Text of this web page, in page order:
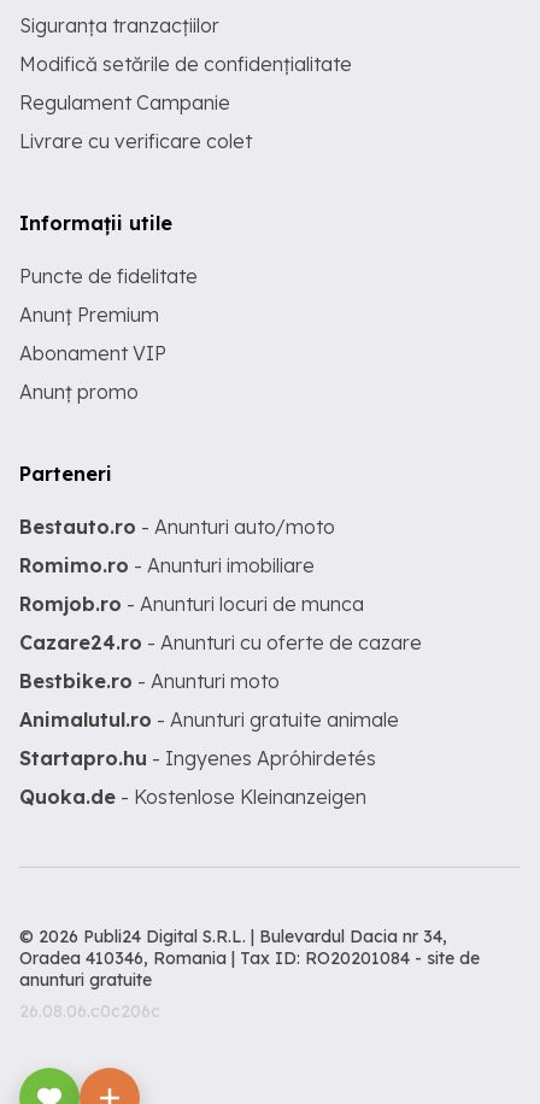
Siguranța tranzacțiilor
Modifică setările de confidențialitate
Regulament Campanie
Livrare cu verificare colet
Informații utile
Puncte de fidelitate
Anunț Premium
Abonament VIP
Anunț promo
Parteneri
Bestauto.ro - Anunturi auto/moto
Romimo.ro - Anunturi imobiliare
Romjob.ro - Anunturi locuri de munca
Cazare24.ro - Anunturi cu oferte de cazare
Bestbike.ro - Anunturi moto
Animalutul.ro - Anunturi gratuite animale
Startapro.hu - Ingyenes Apróhirdetés
Quoka.de - Kostenlose Kleinanzeigen
© 2026 Publi24 Digital S.R.L. | Bulevardul Dacia nr 34,
Oradea 410346, Romania | Tax ID: RO20201084 - site de
anunturi gratuite
26.08.06.c0c206c